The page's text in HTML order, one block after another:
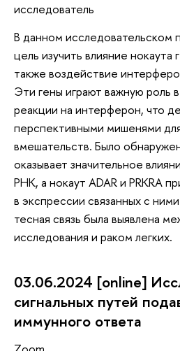
исследователь
В данном исследовательском
цель изучить влияние нокаута
также воздействие
Эти гены играют важную роль
реакции на интерферон, что
перспективными мишенями
вмешательств. Было
оказывает значительное
РНК, а нокаут ADAR и PRKRA
в экспрессии связанных с
тесная связь была выявлена
исследования и раком легких.
03.06.2024 [online]
сигнальных путей
иммунного ответа